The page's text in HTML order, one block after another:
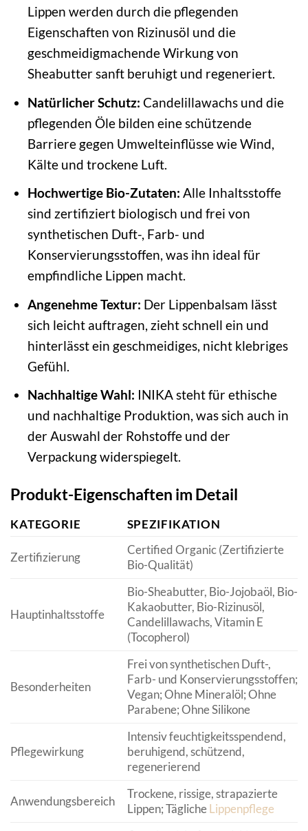
Lippen werden durch die pflegenden
Eigenschaften von Rizinusöl und die
geschmeidigmachende Wirkung von
Sheabutter sanft beruhigt und regeneriert.
Natürlicher Schutz: Candelillawachs und die
pflegenden Öle bilden eine schützende
Barriere gegen Umwelteinflüsse wie Wind,
Kälte und trockene Luft.
Hochwertige Bio-Zutaten: Alle Inhaltsstoffe
sind zertifiziert biologisch und frei von
synthetischen Duft-, Farb- und
Konservierungsstoffen, was ihn ideal für
empfindliche Lippen macht.
Angenehme Textur: Der Lippenbalsam lässt
sich leicht auftragen, zieht schnell ein und
hinterlässt ein geschmeidiges, nicht klebriges
Gefühl.
Nachhaltige Wahl: INIKA steht für ethische
und nachhaltige Produktion, was sich auch in
der Auswahl der Rohstoffe und der
Verpackung widerspiegelt.
Produkt-Eigenschaften im Detail
KATEGORIE SPEZIFIKATION
Zertifizierung
Certified Organic (Zertifizierte
Bio-Qualität)
Hauptinhaltsstoffe
Bio-Sheabutter, Bio-Jojobaöl, Bio-
Kakaobutter, Bio-Rizinusöl,
Candelillawachs, Vitamin E
(Tocopherol)
Besonderheiten
Frei von synthetischen Duft-,
Farb- und Konservierungsstoffen;
Vegan; Ohne Mineralöl; Ohne
Parabene; Ohne Silikone
Pflegewirkung
Intensiv feuchtigkeitsspendend,
beruhigend, schützend,
regenerierend
Anwendungsbereich
Trockene, rissige, strapazierte
Lippen; TäglicheLippenpflege